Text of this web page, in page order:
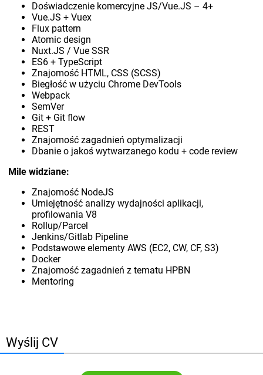
Doświadczenie komercyjne JS/Vue.JS – 4+
Vue.JS + Vuex
Flux pattern
Atomic design
Nuxt.JS / Vue SSR
ES6 + TypeScript
Znajomość HTML, CSS (SCSS)
Biegłość w użyciu Chrome DevTools
Webpack
SemVer
Git + Git flow
REST
Znajomość zagadnień optymalizacji
Dbanie o jakoś wytwarzanego kodu + code review
Mile widziane:
Znajomość NodeJS
Umiejętność analizy wydajności aplikacji,
profilowania V8
Rollup/Parcel
Jenkins/Gitlab Pipeline
Podstawowe elementy AWS (EC2, CW, CF, S3)
Docker
Znajomość zagadnień z tematu HPBN
Mentoring
Wyślij CV